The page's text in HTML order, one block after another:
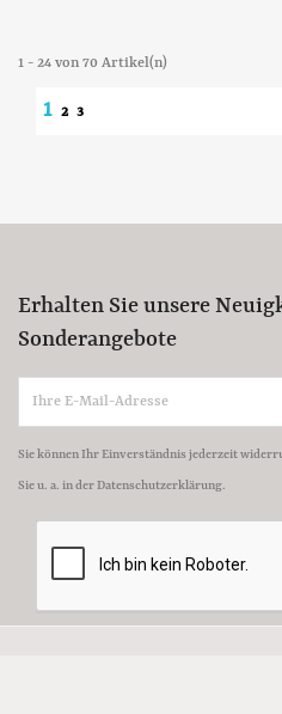
1 - 24 von 70 Artikel(n)
1 2 3
Erhalten Sie unsere
Sonderangebote
Sie können Ihr Einverständnis jederzeit
Sie u. a. in der Datenschutzerklärung.